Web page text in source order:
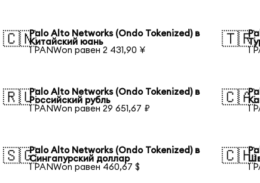
🇨🇳Palo Alto Networks (Ondo Tokenized) в
Китайский юань
1 PANWon равен 2 431,90 ¥
🇹🇷
1
🇷🇺Palo Alto Networks (Ondo Tokenized) в
Российский рубль
1 PANWon равен 29 651,67 ₽
🇨🇦
1
🇸🇬Palo Alto Networks (Ondo Tokenized) в
Сингапурский доллар
1 PANWon равен 460,67 $
🇨🇭
1